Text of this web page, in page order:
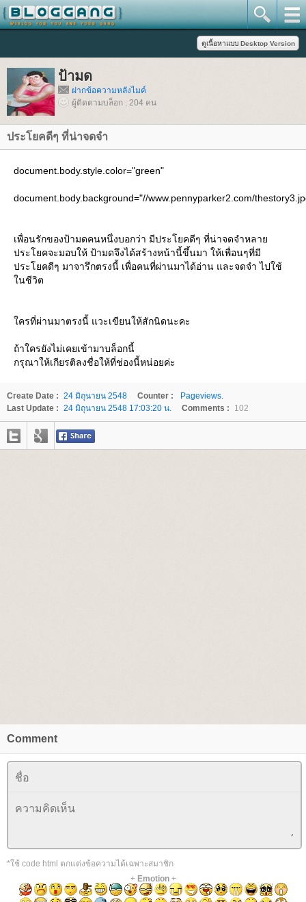
ป้ามด
ฝากข้อความหลังไมค์
ผู้ติดตามบล็อก : 204 คน
ประโยคดีๆ ที่น่าจดจำ
document.body.style.color="green"
document.body.background="//www.pennyparker2.com/
เพื่อนรักของป้ามดคนหนึ่งบอกว่า มีประโยคดีๆ ที่น่าจดจำหลา
ประโยคจะมอบให้ ป้ามดจึงได้สร้างหน้านี้ขึ้นมา ให้เพื่อนๆที่มี
ประโยคดีๆ มาจารึกตรงนี้ เพื่อคนที่ผ่านมาได้อ่าน และจดจำ ไปใช้
นชีวิต
ครที่ผ่านมาตรงนี้ แวะเขียนให้สักนิดนะคะ
ถ้าใครยังไม่เคยเข้ามาบล็อกนี้
กรุณาให้เกียรติลงชื่อให้ที่ช่องนี้หน่อยค่ะ
Create Date : 24 มิถุนายน 2548
Last Update : 24 มิถุนายน 2548 17:03:20 น.
Counter :
Pageviews.
Comments :
102
Comment
*ใช้ code html ตกแต่งข้อความได้เฉพาะสมาชิก
+ Emotion+